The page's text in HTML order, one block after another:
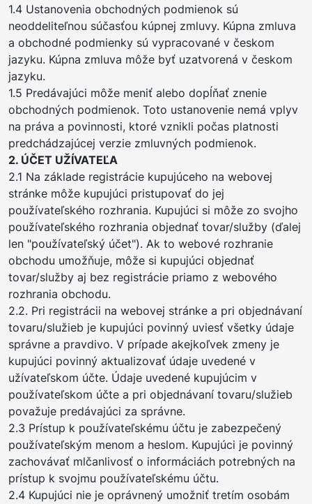
1.4 Ustanovenia obchodných podmienok sú
neoddeliteľnou súčasťou kúpnej zmluvy. Kúpna zmluva
a obchodné podmienky sú vypracované v českom
jazyku. Kúpna zmluva môže byť uzatvorená v českom
jazyku.
1.5 Predávajúci môže meniť alebo dopĺňať znenie
obchodných podmienok. Toto ustanovenie nemá vplyv
na práva a povinnosti, ktoré vznikli počas platnosti
predchádzajúcej verzie zmluvných podmienok.
2. ÚČET UŽÍVATEĽA
2.1 Na základe registrácie kupujúceho na webovej
stránke môže kupujúci pristupovať do jej
používateľského rozhrania. Kupujúci si môže zo svojho
používateľského rozhrania objednať tovar/služby (ďalej
len "používateľský účet"). Ak to webové rozhranie
obchodu umožňuje, môže si kupujúci objednať
tovar/služby aj bez registrácie priamo z webového
rozhrania obchodu.
2.2. Pri registrácii na webovej stránke a pri objednávaní
tovaru/služieb je kupujúci povinný uviesť všetky údaje
správne a pravdivo. V prípade akejkoľvek zmeny je
kupujúci povinný aktualizovať údaje uvedené v
užívateľskom účte. Údaje uvedené kupujúcim v
používateľskom účte a pri objednávaní tovaru/služieb
považuje predávajúci za správne.
2.3 Prístup k používateľskému účtu je zabezpečený
používateľským menom a heslom. Kupujúci je povinný
zachovávať mlčanlivosť o informáciách potrebných na
prístup k svojmu používateľskému účtu.
2.4 Kupujúci nie je oprávnený umožniť tretím osobám